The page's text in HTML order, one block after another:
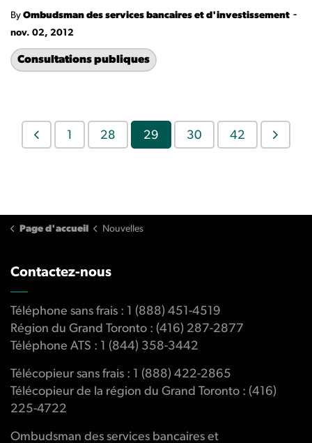
By Ombudsman des services bancaires et d'investissement -
nov. 02, 2012
Consultations publiques
1 28 29 30 42
Page d'accueil Nouvelles
Contactez-nous
Téléphone sans frais : 1 (888) 451-4519
Région du Grand Toronto : (416) 287-2877
Téléphone ATS : 1 (844) 358-3442
Télécopieur sans frais : 1 (888) 422-2865
Télécopieur de la région du Grand Toronto : (416)
225-4722
Ombudsman des services bancaires et